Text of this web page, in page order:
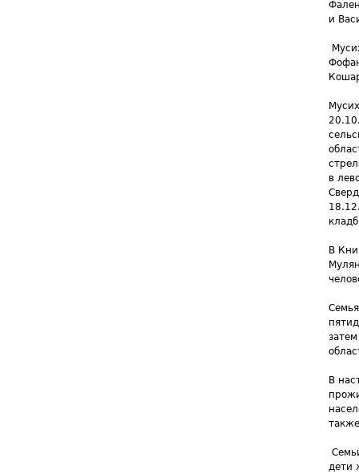
и
в
В
В
дети